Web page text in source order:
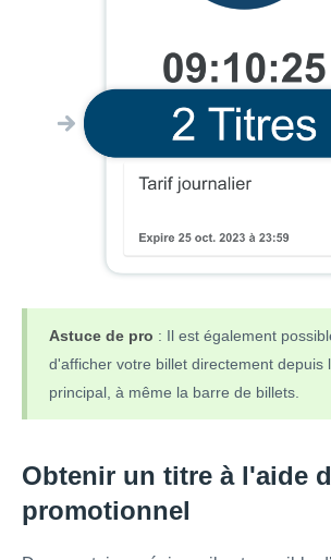
Astuce de pro : Il est également
d'afficher votre billet directement depuis
principal, à même la barre de billets.
Obtenir un titre à l'aide
promotionnel